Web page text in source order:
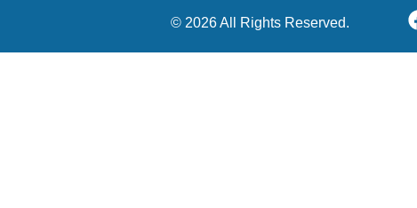
© 2026 All Rights Reserved.